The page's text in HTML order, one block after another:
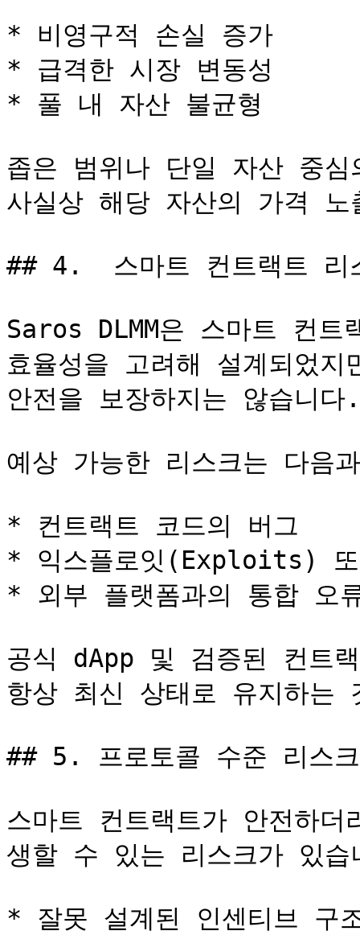
* 비영구적 손실 증가
* 급격한 시장 변동성
* 풀 내 자산 불균형
좁은 범위나 단일 자산 중
사실상 해당 자산의 가격
## 4.  스마트 컨트랙트 리
Saros DLMM은 스마트 컨
효율성을 고려해 설계되었
안전을 보장하지는 않습니다.
예상 가능한 리스크는 다음
* 컨트랙트 코드의 버그
* 익스플로잇(Exploits) 또
* 외부 플랫폼과의 통합 오
공식 dApp 및 검증된 컨트
항상 최신 상태로 유지하는
## 5. 프로토콜 수준 리스
스마트 컨트랙트가 안전하
생할 수 있는 리스크가 있습
* 잘못 설계된 인센티브 구